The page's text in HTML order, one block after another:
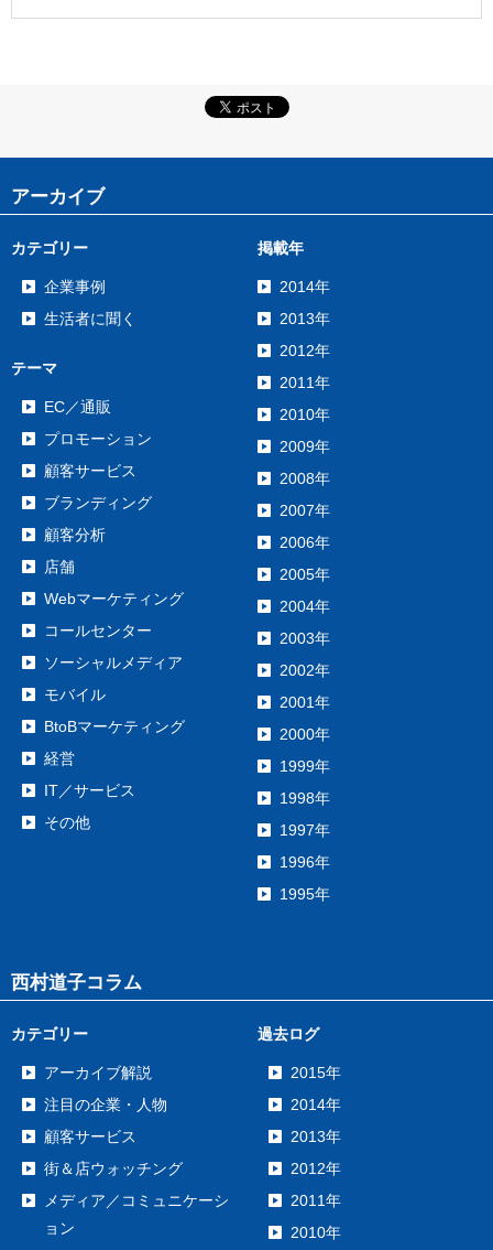
アーカイブ
カテゴリー
企業事例
生活者に聞く
テーマ
EC／通販
プロモーション
顧客サービス
ブランディング
顧客分析
店舗
Webマーケティング
コールセンター
ソーシャルメディア
モバイル
BtoBマーケティング
経営
IT／サービス
その他
掲載年
2014年
2013年
2012年
2011年
2010年
2009年
2008年
2007年
2006年
2005年
2004年
2003年
2002年
2001年
2000年
1999年
1998年
1997年
1996年
1995年
西村道子コラム
カテゴリー
アーカイブ解説
注目の企業・人物
顧客サービス
街＆店ウォッチング
メディア／コミュニケーシ
ョン
過去ログ
2015年
2014年
2013年
2012年
2011年
2010年